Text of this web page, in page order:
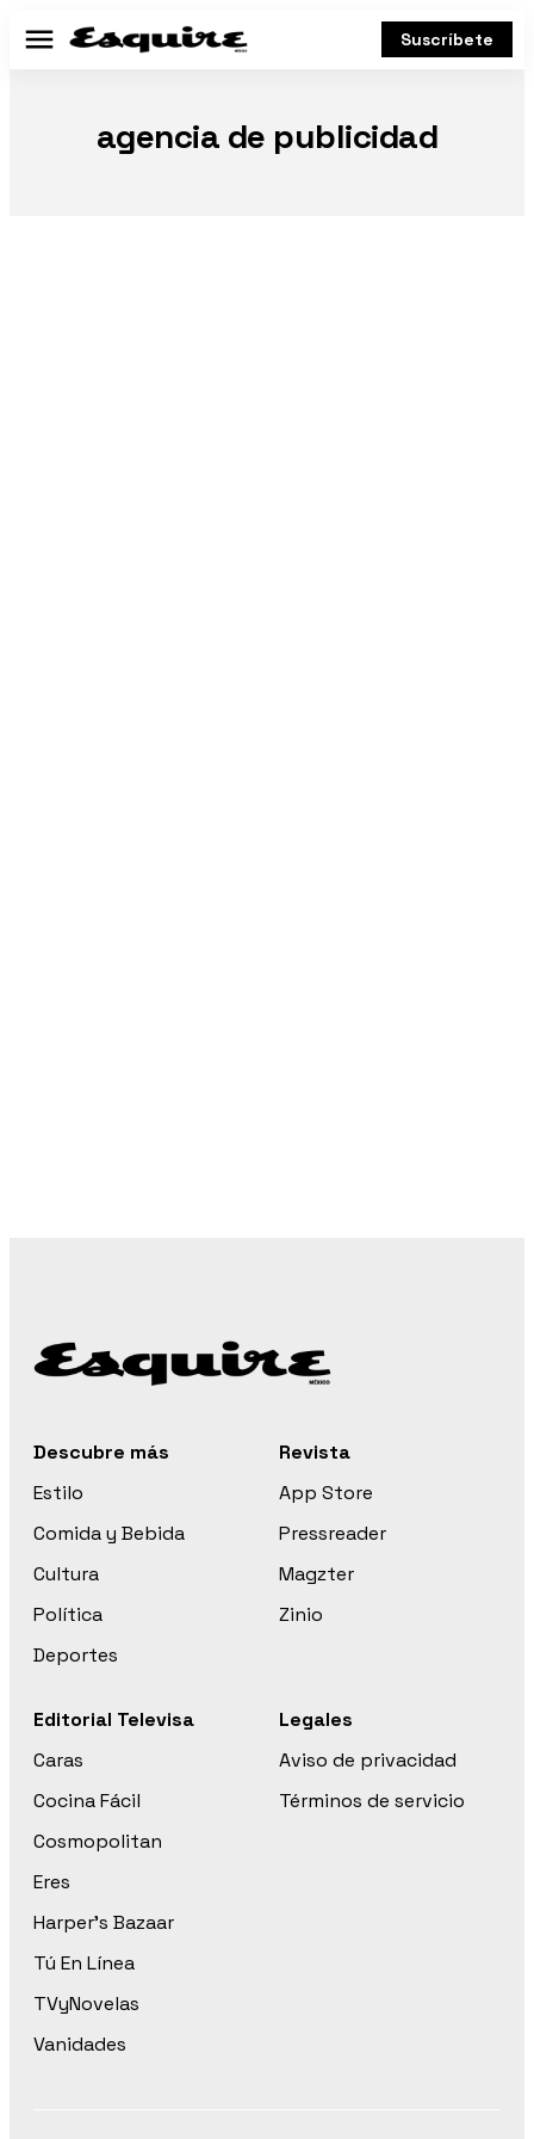
Menú Suscríbete
agencia de publicidad
Descubre más
Estilo
Comida y Bebida
Cultura
Política
Deportes
Revista
App Store
Pressreader
Magzter
Zinio
Editorial Televisa
Caras
Cocina Fácil
Cosmopolitan
Eres
Harper’s Bazaar
Tú En Línea
TVyNovelas
Vanidades
Legales
Aviso de privacidad
Términos de servicio